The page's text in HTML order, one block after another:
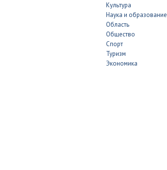
Культура
Наука и образование
Область
Общество
Спорт
Туризм
Экономика